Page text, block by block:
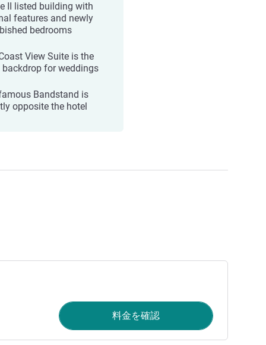
II listed building with
features and newly
bedrooms
View Suite is the
backdrop for weddings
Bandstand is
opposite the hotel
料金を確認